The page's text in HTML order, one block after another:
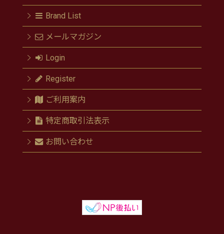
Brand List
メールマガジン
Login
Register
ご利用案内
特定商取引法表示
お問い合わせ